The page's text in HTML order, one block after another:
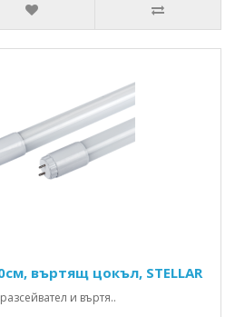
въртящ цокъл, STELLAR
и въртя..